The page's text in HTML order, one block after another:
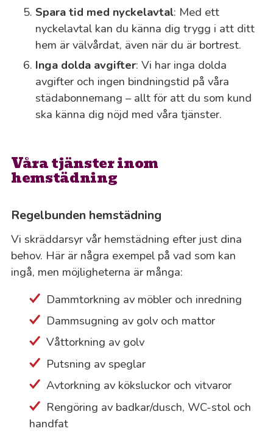
Spara tid med nyckelavtal: Med ett
nyckelavtal kan du känna dig trygg i att ditt
hem är välvårdat, även när du är bortrest.
Inga dolda avgifter: Vi har inga dolda
avgifter och ingen bindningstid på våra
städabonnemang – allt för att du som kund
ska känna dig nöjd med våra tjänster.
Våra tjänster inom
hemstädning
Regelbunden hemstädning
Vi skräddarsyr vår hemstädning efter just dina
behov. Här är några exempel på vad som kan
ingå, men möjligheterna är många:
Dammtorkning av möbler och inredning
Dammsugning av golv och mattor
Våttorkning av golv
Putsning av speglar
Avtorkning av köksluckor och vitvaror
Rengöring av badkar/dusch, WC-stol och
handfat